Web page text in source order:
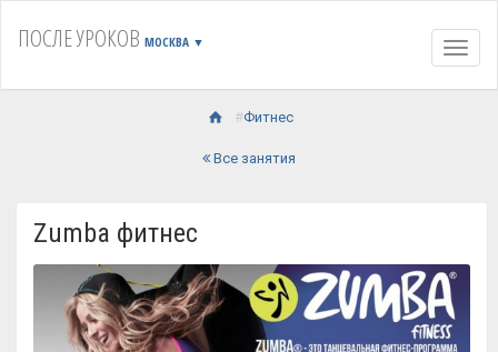
ПОСЛЕ УРОКОВ МОСКВА ▼
Фитнес
Все занятия
Zumba фитнес